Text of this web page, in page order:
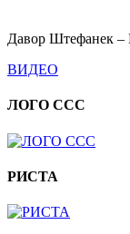
Давор Штефанек –
ВИДЕО
ЛОГО ССС
РИСТА